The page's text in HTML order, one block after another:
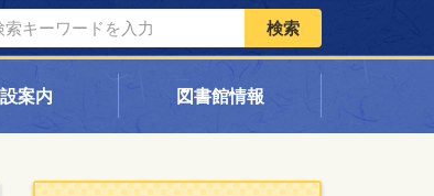
検索
案内 図書館情報